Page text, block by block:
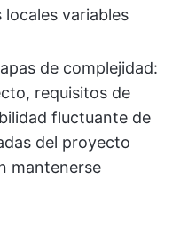
locales variables
de complejidad:
requisitos de
fluctuante de
del proyecto
mantenerse